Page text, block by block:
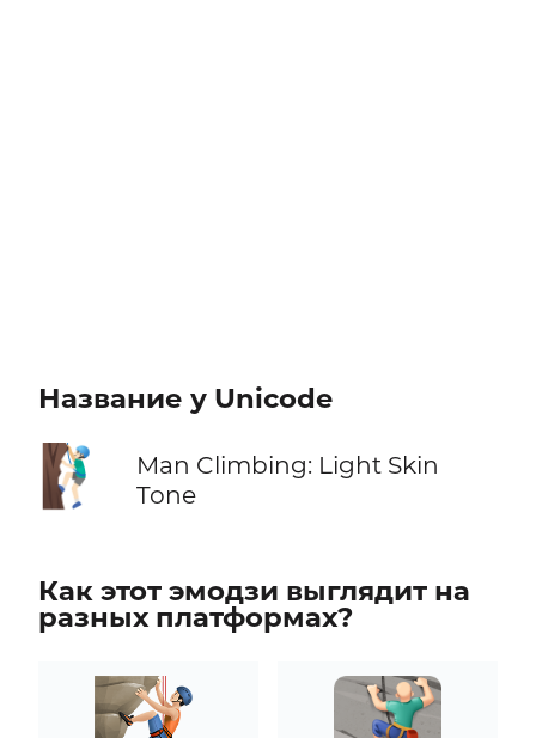
Название у Unicode
🧗🏻‍♂️
Man Climbing: Light Skin
Tone
Как этот эмодзи выглядит на
разных платформах?